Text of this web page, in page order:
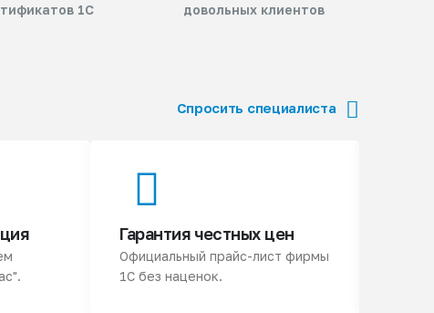
1С довольных клиентов
Спросить специалиста
Гарантия честных цен
Официальный прайс-лист фирмы
1С без наценок.